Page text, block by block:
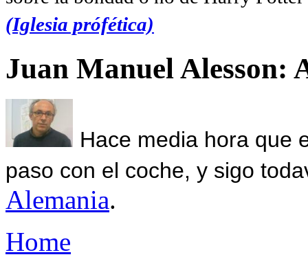
(Iglesia prófética)
Juan Manuel Alesson:
Hace media hora que
paso con el coche, y sigo
Alemania.
Home